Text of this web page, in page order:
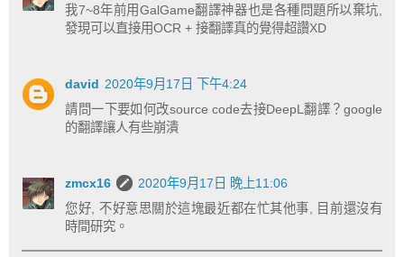
我7~8年前用GalGame翻譯神器也是各種問題所以棄坑,
發現可以直接用OCR + 接翻譯真的覺得超讚XD
david 2020年9月17日 下午4:24
請問一下要如何改source code去接DeepL翻譯？google
的翻譯讓人有些崩潰
zmcx16
2020年9月17日 晚上11:06
您好, 不好意思關於這塊最近都在忙其他事, 目前還沒有
時間研究。